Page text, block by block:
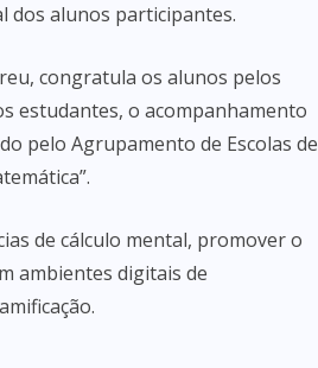
dos alunos participantes.
congratula os alunos pelos
estudantes, o acompanhamento
pelo Agrupamento de Escolas de
de cálculo mental, promover o
ambientes digitais de